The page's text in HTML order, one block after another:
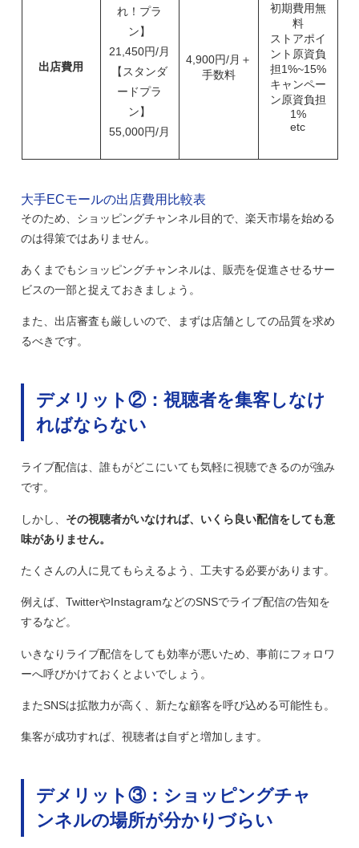
出店費用
れ！プラ
ン】
21,450円/月
【スタンダ
ードプラ
ン】
55,000円/月
4,900円/月＋
手数料
初期費用無
料
ストアポイ
ント原資負
担1%~15%
キャンペー
ン原資負担
1%
etc
大手ECモールの出店費用比較表
そのため、ショッピングチャンネル目的で、楽天市場を始める
のは得策ではありません。
あくまでもショッピングチャンネルは、販売を促進させるサー
ビスの一部と捉えておきましょう。
また、出店審査も厳しいので、まずは店舗としての品質を求め
るべきです。
デメリット②：視聴者を集客しなけ
ればならない
ライブ配信は、誰もがどこにいても気軽に視聴できるのが強み
です。
しかし、 その視聴者がいなければ、いくら良い配信をしても意
味がありません。
たくさんの人に見てもらえるよう、工夫する必要があります。
例えば、TwitterやInstagramなどのSNSでライブ配信の告知を
するなど。
いきなりライブ配信をしても効率が悪いため、事前にフォロワ
ーへ呼びかけておくとよいでしょう。
またSNSは拡散力が高く、新たな顧客を呼び込める可能性も。
集客が成功すれば、視聴者は自ずと増加します。
デメリット③：ショッピングチャ
ンネルの場所が分かりづらい